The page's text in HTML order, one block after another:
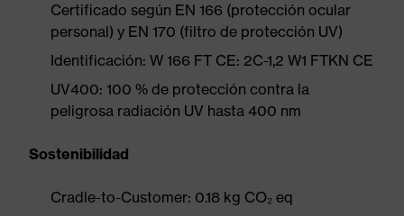
Certificado según EN 166 (protección ocular
personal) y EN 170 (filtro de protección UV)
Identificación: W 166 FT CE: 2C-1,2 W1 FTKN CE
UV400: 100 % de protección contra la
peligrosa radiación UV hasta 400 nm
Sostenibilidad
Cradle-to-Customer: 0.18 kg CO₂ eq